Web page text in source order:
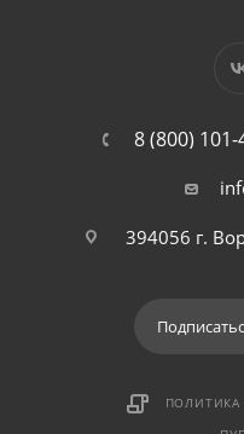
8 (800) 101-
394056 г.